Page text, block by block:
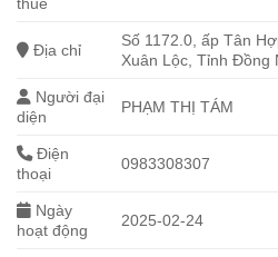
Địa chỉ
Số 1172.0, ấp Tân
Xuân Lộc, Tỉnh Đồng
Người đại
diện
PHẠM THỊ TÁM
Điện
thoại
0983308307
Ngày
hoạt động
2025-02-24